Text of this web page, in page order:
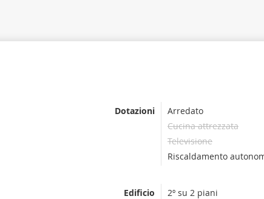
Dotazioni
Arredato
Cucina attrezzata
Televisione
Riscaldamento
Edificio
2º su 2 piani